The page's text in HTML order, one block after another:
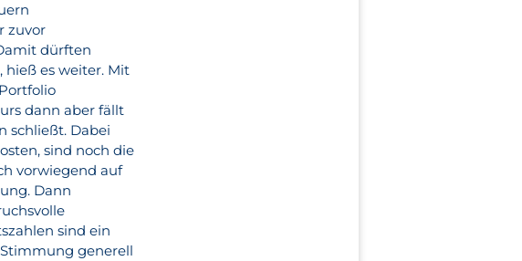
zuvor
dürften
es weiter. Mit
dann aber fällt
schließt. Dabei
sind noch die
vorwiegend auf
Dann
sind ein
generell